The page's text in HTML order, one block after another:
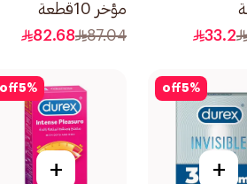
33.2
مؤخر 10قطعة
87.04
82.68
5%
off
+
5%
off
+